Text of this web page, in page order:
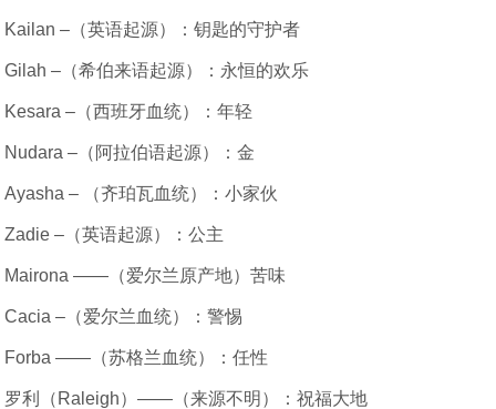
Kailan –（英语起源）：钥匙的守护者
Gilah –（希伯来语起源）：永恒的欢乐
Kesara –（西班牙血统）：年轻
Nudara –（阿拉伯语起源）：金
Ayasha – （齐珀瓦血统）：小家伙
Zadie –（英语起源）：公主
Mairona ——（爱尔兰原产地）苦味
Cacia –（爱尔兰血统）：警惕
Forba ——（苏格兰血统）：任性
罗利（Raleigh）——（来源不明）：祝福大地